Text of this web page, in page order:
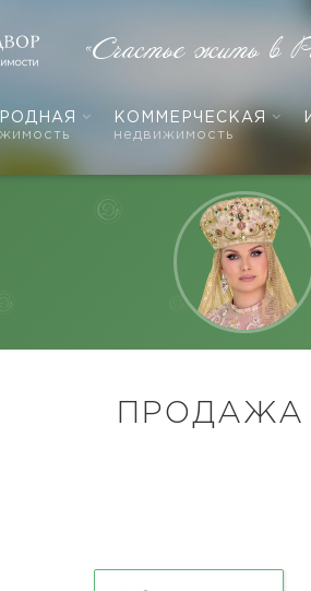
КОММЕРЧЕСКАЯ
недвижимость
«Счастье жить в
ПРОДАЖА